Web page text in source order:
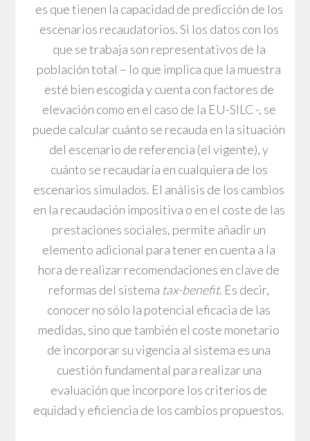
es que tienen la capacidad de predicción de los
escenarios recaudatorios. Si los datos con los
que se trabaja son representativos de la
población total – lo que implica que la muestra
esté bien escogida y cuenta con factores de
elevación como en el caso de la EU-SILC -, se
puede calcular cuánto se recauda en la situación
del escenario de referencia (el vigente), y
cuánto se recaudaría en cualquiera de los
escenarios simulados. El análisis de los cambios
en la recaudación impositiva o en el coste de las
prestaciones sociales, permite añadir un
elemento adicional para tener en cuenta a la
hora de realizar recomendaciones en clave de
reformas del sistema tax-benefit. Es decir,
conocer no sólo la potencial eficacia de las
medidas, sino que también el coste monetario
de incorporar su vigencia al sistema es una
cuestión fundamental para realizar una
evaluación que incorpore los criterios de
equidad y eficiencia de los cambios propuestos.